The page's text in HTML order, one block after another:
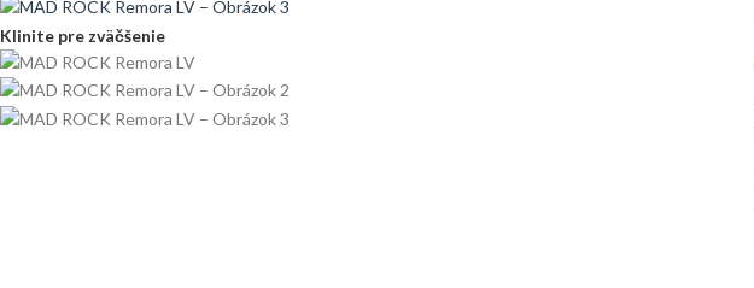
Klinite pre zväčšenie